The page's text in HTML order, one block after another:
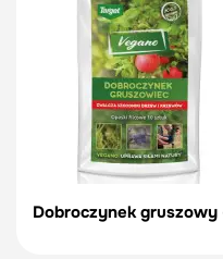
Dobroczynek gruszowy